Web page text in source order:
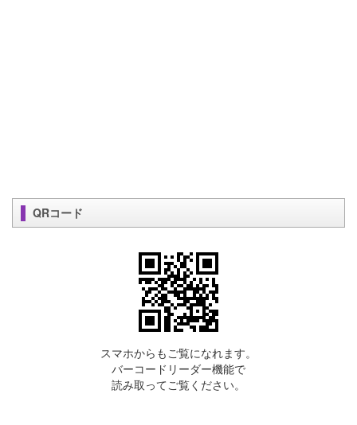
QRコード
スマホからもご覧になれます。
バーコードリーダー機能で
読み取ってご覧ください。